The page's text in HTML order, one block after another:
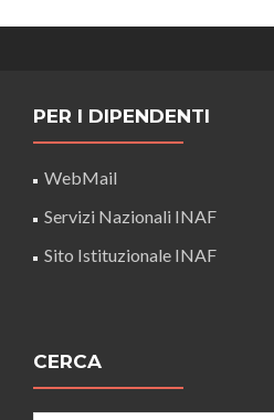
PER I DIPENDENTI
WebMail
Servizi Nazionali INAF
Sito Istituzionale INAF
CERCA